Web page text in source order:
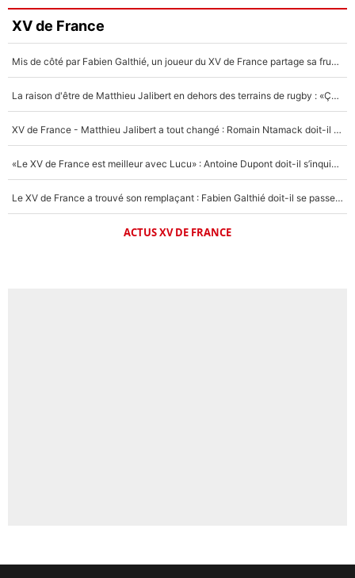
XV de France
Mis de côté par Fabien Galthié, un joueur du XV de France partage sa frustration : «ils ne me l’ont pas dit tout de suite»
La raison d'être de Matthieu Jalibert en dehors des terrains de rugby : «Ça m'atteint autant que si tu touches à un membre de ma famille»
XV de France - Matthieu Jalibert a tout changé : Romain Ntamack doit-il s’inquiéter pour sa place à un an de la Coupe du monde ?
«Le XV de France est meilleur avec Lucu» : Antoine Dupont doit-il s’inquiéter pour sa place ?
Le XV de France a trouvé son remplaçant : Fabien Galthié doit-il se passer d'Antoine Dupont ?
ACTUS XV DE FRANCE